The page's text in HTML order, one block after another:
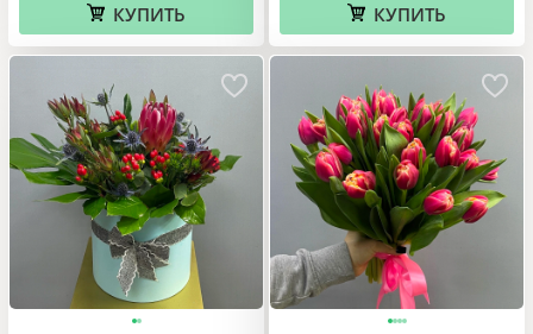
КУПИТЬ КУПИТЬ